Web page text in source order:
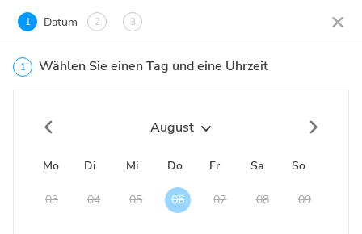
1 Datum 2 3
1 Wählen Sie einen Tag und eine Uhrzeit
August
Mo Di Mi Do Fr Sa So
03 04 05 06 07 08 09